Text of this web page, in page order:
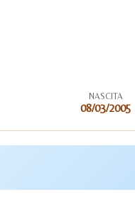
NASCITA
08/03/2005